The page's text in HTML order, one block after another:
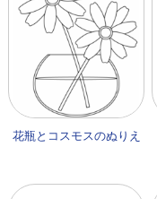
花瓶とコスモスのぬりえ